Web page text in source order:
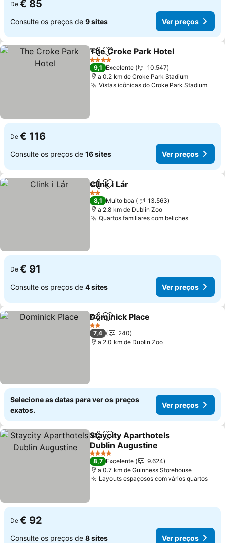
De € 85
Consulte os preços de 9 sites Ver preços
PartilharAdicionar aos favoritos
The Croke Park Hotel
4 Estrelas
9,1 Excelente
10.547
a 0.2 km de Croke Park Stadium
Vistas icônicas do Croke Park Stadium
De € 116
Consulte os preços de 16 sites Ver preços
PartilharAdicionar aos favoritos
Clink i Lár
2 Estrelas
8,1 Muito boa
13.563
a 2.8 km de Dublin Zoo
Quartos familiares com beliches
De € 91
Consulte os preços de 4 sites Ver preços
PartilharAdicionar aos favoritos
Dominick Place
2 Estrelas
7,4
240
a 2.0 km de Dublin Zoo
Selecione as datas para ver os preços
exatos.
Ver preços
PartilharAdicionar aos favoritos
Staycity Aparthotels
Dublin Augustine
4 Estrelas
8,7 Excelente
9.624
a 0.7 km de Guinness Storehouse
Layouts espaçosos com vários quartos
De € 92
Consulte os preços de 8 sites Ver preços